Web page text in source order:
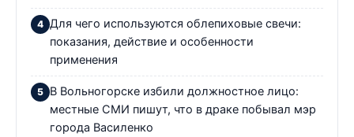
Для чего используются облепиховые свечи:
показания, действие и особенности
применения
В Вольногорске избили должностное лицо:
местные СМИ пишут, что в драке побывал мэр
города Василенко